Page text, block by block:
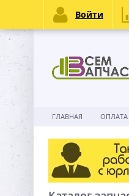
ГЛАВНАЯ ОПЛАТА
Войти